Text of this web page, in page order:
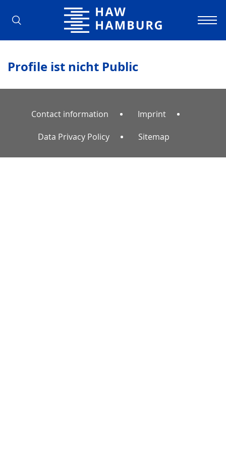
Hamburg University of Applied
Profile ist nicht Public
Contact information Imprint
Data Privacy Policy Sitemap